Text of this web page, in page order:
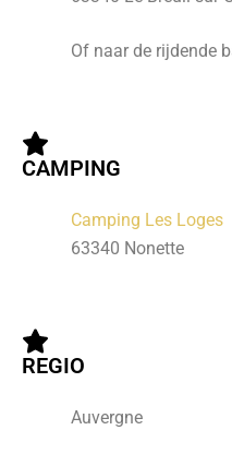
Of naar de rijdende
CAMPING
Camping Les Loges
63340 Nonette
REGIO
Auvergne